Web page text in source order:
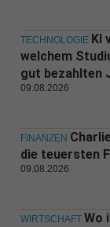
TECHNOLOGIE KI
welchem
gut bezahlten
09.08.2026
FINANZEN
die teuersten
09.08.2026
WIRTSCHAFT Wo